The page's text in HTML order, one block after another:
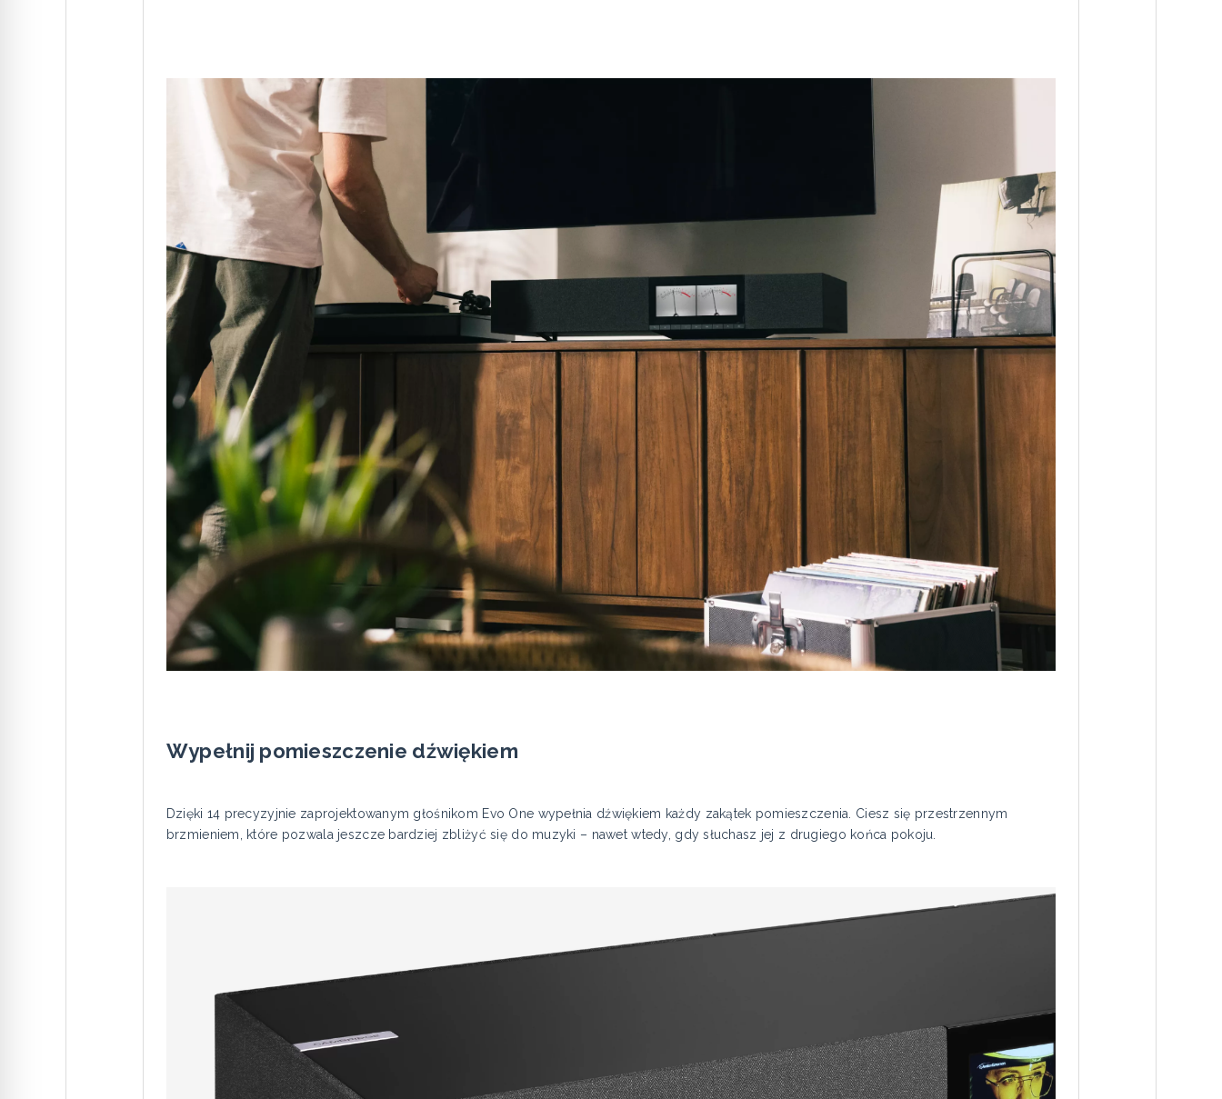
Wypełnij pomieszczenie dźwiękiem
Dzięki 14 precyzyjnie zaprojektowanym głośnikom Evo One wypełnia dźwiękiem każdy zakątek pomieszczenia. Ciesz się przestrzennym
brzmieniem, które pozwala jeszcze bardziej zbliżyć się do muzyki – nawet wtedy, gdy słuchasz jej z drugiego końca pokoju.